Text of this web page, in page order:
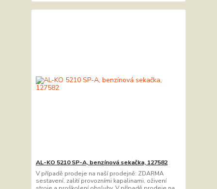
AL-KO 5210 SP-A, benzínová sekačka, 127582
V případě prodeje na naší prodejně: ZDARMA
sestavení, zalití provozními kapalinami, oživení